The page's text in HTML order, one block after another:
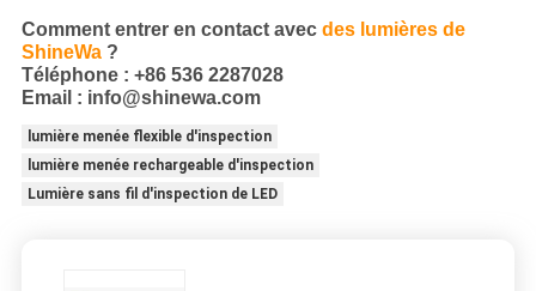
Comment entrer en contact avec des lumières de
ShineWa?
Téléphone : +86 536 2287028
Email : info@shinewa.com
lumière menée flexible d'inspection
lumière menée rechargeable d'inspection
Lumière sans fil d'inspection de LED